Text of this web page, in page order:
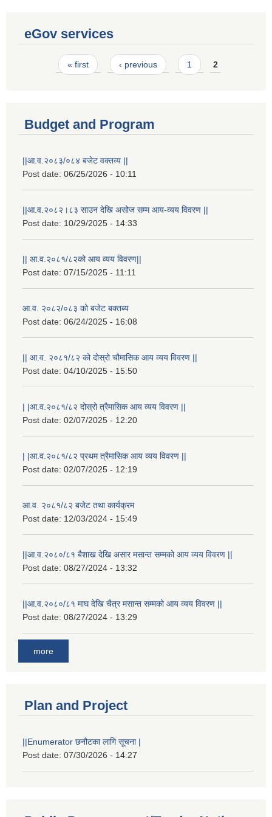
eGov services
Pages« first ‹ previous 1 2
Budget and Program
||आ.व.२०८३/०८४ बजेट वक्तव्य ||
Post date: 06/25/2026 - 10:11
||आ.व.२०८२।८३ साउन देखि असोज सम्म आय-व्यय विवरण ||
Post date: 10/29/2025 - 14:33
|| आ.व.२०८१/८२को आय व्यय विवरण||
Post date: 07/15/2025 - 11:11
आ.व. २०८२/०८३ को बजेट बक्तब्य
Post date: 06/24/2025 - 16:08
|| आ.व. २०८१/८२ को दोस्रो चौमासिक आय व्यय विवरण ||
Post date: 04/10/2025 - 15:50
| |आ.व.२०८१/८२ दोस्रो त्रैमासिक आय व्यय विवरण ||
Post date: 02/07/2025 - 12:20
| |आ.व.२०८१/८२ प्रथम त्रैमासिक आय व्यय विवरण ||
Post date: 02/07/2025 - 12:19
आ.व. २०८१/८२ बजेट तथा कार्यक्रम
Post date: 12/03/2024 - 15:49
||आ.व.२०८०/८१ बैशाख देखि असार मसान्त सम्मको आय व्यय विवरण ||
Post date: 08/27/2024 - 13:32
||आ.व.२०८०/८१ माघ देखि चैत्र मसान्त सम्मको आय व्यय विवरण ||
Post date: 08/27/2024 - 13:29
more
Plan and Project
||Enumerator छनौटका लागि सूचना |
Post date: 07/30/2026 - 14:27